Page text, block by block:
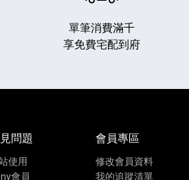
單筆消費滿千
享免費宅配到府
問題
使用
會員
會員專區
修改會員資料
我的追蹤清單